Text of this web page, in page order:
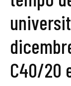
C40/20